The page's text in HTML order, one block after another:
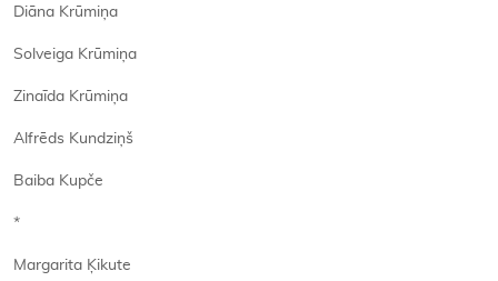
Diāna Krūmiņa
Solveiga Krūmiņa
Zinaīda Krūmiņa
Alfrēds Kundziņš
Baiba Kupče
*
Margarita Ķikute